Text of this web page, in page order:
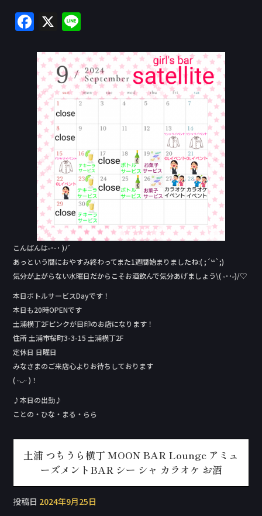
F
c
e
b
o
o
k
X
e
こんばんは˶˙ᵕ˙ )ﾉﾞ
あっという間におやすみ終わってまた1週間始まりましたね:( ;´꒳`;)
気分が上がらない水曜日だからこそお酒飲んで気分あげましょう\( ˶˙˙˶)/♡
本日ボトルサービスDay‬です！
本日も20時OPENです
土浦横丁2Fピンクが目印のお店になります！
住所 土浦市桜町3-3-15 土浦横丁2F
定休日 日曜日
みなさまのご来店心よりお待ちしております
( ᵕᴗᵕ )！
♪本日の出勤♪
ことの・ひな・まる・らら
土浦 つちうら横丁 MOON BAR Lounge アミュ
ーズメントBAR シー シャ カラオケ お酒
投稿日 2024年9月25日